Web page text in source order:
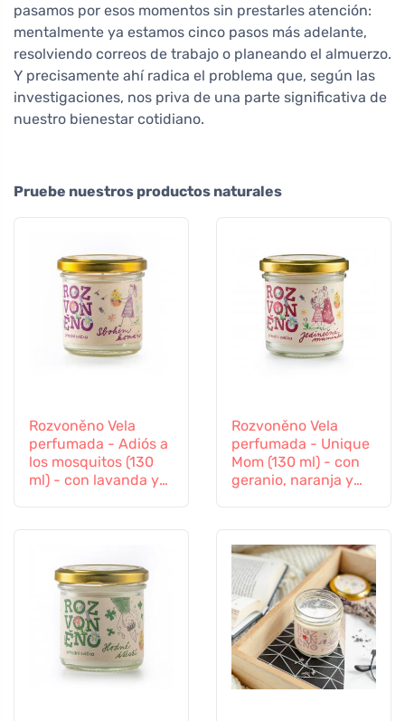
pasamos por esos momentos sin prestarles atención:
mentalmente ya estamos cinco pasos más adelante,
resolviendo correos de trabajo o planeando el almuerzo.
Y precisamente ahí radica el problema que, según las
investigaciones, nos priva de una parte significativa de
nuestro bienestar cotidiano.
Pruebe nuestros productos naturales
Rozvoněno Vela
perfumada - Adiós a
los mosquitos (130
ml) - con lavanda y
Rozvoněno Vela
perfumada - Unique
Mom (130 ml) - con
geranio, naranja y